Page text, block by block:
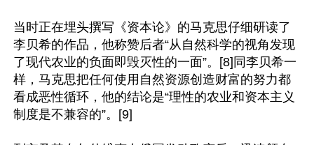
当时正在埋头撰写《资本论》的马克思仔细研读了
李贝希的作品，他称赞后者“从自然科学的视角发现
了现代农业的负面即毁灭性的一面”。[8]同李贝希一
样，马克思把任何使用自然资源创造财富的努力都
看成恶性循环，他的结论是“理性的农业和资本主义
制度是不兼容的”。[9]